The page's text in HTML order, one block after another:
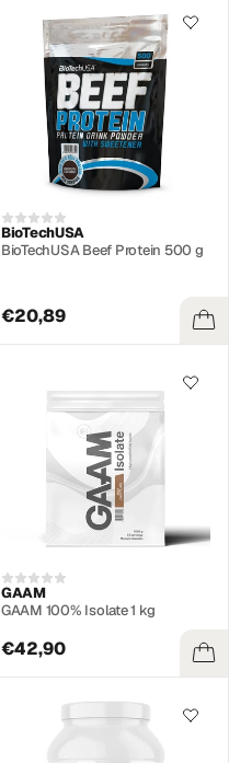
BioTechUSA
BioTechUSA Beef Protein 500 g
€20,89
GAAM
GAAM 100% Isolate 1 kg
€42,90